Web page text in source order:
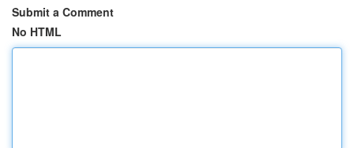
Submit a Comment
No HTML